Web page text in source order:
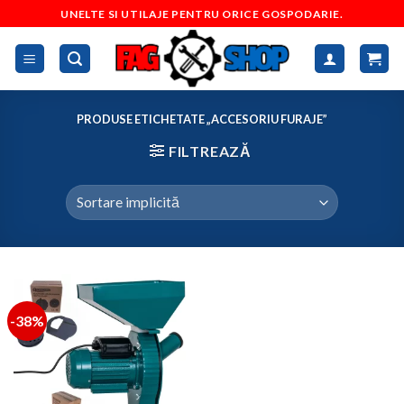
to
content
UNELTE SI UTILAJE PENTRU ORICE GOSPODARIE.
PRODUSE ETICHETATE „ACCESORIU FURAJE”
FILTREAZĂ
-38%